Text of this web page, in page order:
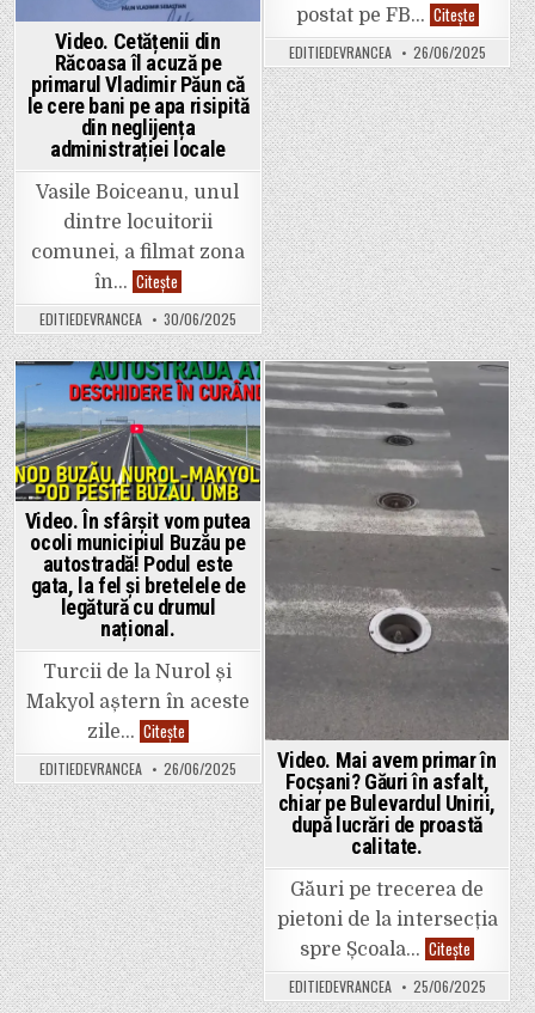
Video. Cetățenii din
Răcoasa îl acuză pe
primarul Vladimir Păun că
le cere bani pe apa risipită
din neglijența
administrației locale
Vasile Boiceanu, unul
dintre locuitorii
comunei, a filmat zona
în… CiteșteVideo.
Cetățenii
din
Răcoasa
îl
acuză
pe
primarul
Vladimir
Păun
că
le
cere
bani
pe
apa
risipită
din
neglijența
administrației
locale
EDITIEDEVRANCEA 30/06/2025
postat pe FB… CiteșteVideo.
Cum
au
fost
montați
unii
stâlpi
de
iluminat
pe
centura
EDITIEDEVRANCEA 26/06/2025
Posted
in
Video. În sfârșit vom putea
ocoli municipiul Buzău pe
autostradă! Podul este
gata, la fel și bretelele de
legătură cu drumul
național.
Turcii de la Nurol și
Makyol aștern în aceste
zile… CiteșteVideo.
În
sfârșit
vom
putea
ocoli
municipiul
Buzău
pe
autostradă!
Podul
este
gata,
la
fel
și
bretelele
de
EDITIEDEVRANCEA 26/06/2025
Posted
in
Video. Mai avem primar în
Focșani? Găuri în asfalt,
chiar pe Bulevardul Unirii,
după lucrări de proastă
calitate.
Găuri pe trecerea de
pietoni de la intersecția
spre Școala… Citește
Mai
avem
primar
EDITIEDEVRANCEA 25/06/2025